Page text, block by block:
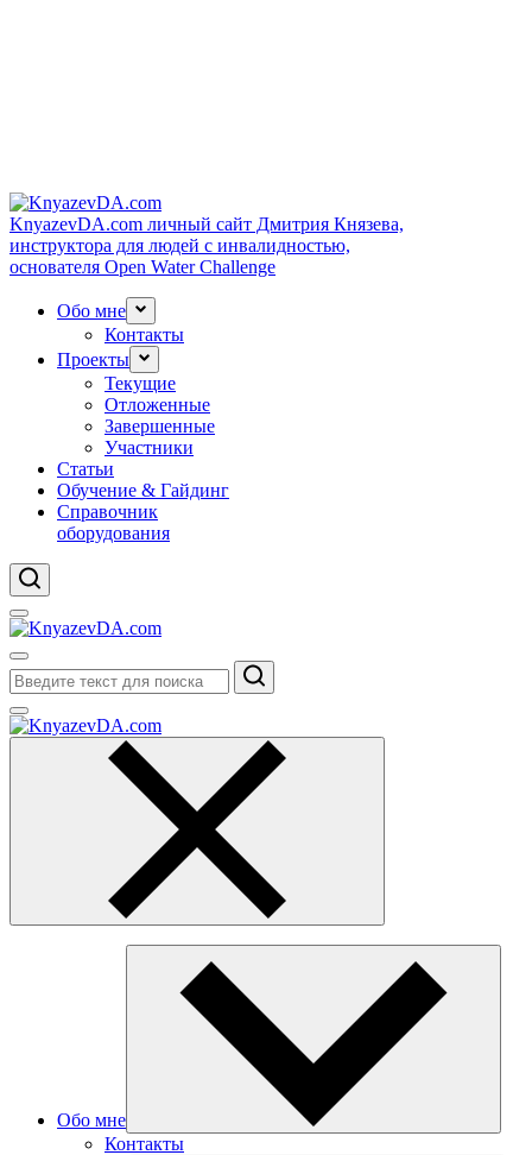
KnyazevDA.com личный сайт Дмитрия Князева,
инструктора для людей с инвалидностью,
основателя Open Water Challenge
Обо мне
Контакты
Проекты
Текущие
Отложенные
Завершенные
Участники
Статьи
Обучение & Гайдинг
Справочник
оборудования
Поиск
Обо мне
Контакты